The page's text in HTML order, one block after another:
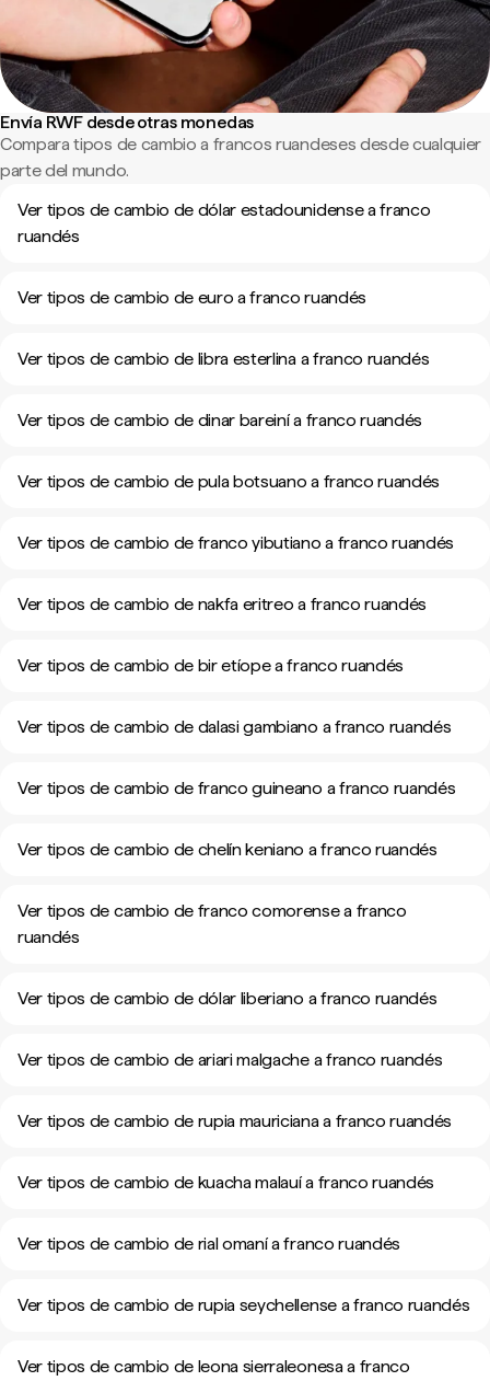
Envía RWF desde otras monedas
Compara tipos de cambio a francos ruandeses desde cualquier
parte del mundo.
Ver tipos de cambio de dólar estadounidense a franco
ruandés
Ver tipos de cambio de euro a franco ruandés
Ver tipos de cambio de libra esterlina a franco ruandés
Ver tipos de cambio de dinar bareiní a franco ruandés
Ver tipos de cambio de pula botsuano a franco ruandés
Ver tipos de cambio de franco yibutiano a franco ruandés
Ver tipos de cambio de nakfa eritreo a franco ruandés
Ver tipos de cambio de bir etíope a franco ruandés
Ver tipos de cambio de dalasi gambiano a franco ruandés
Ver tipos de cambio de franco guineano a franco ruandés
Ver tipos de cambio de chelín keniano a franco ruandés
Ver tipos de cambio de franco comorense a franco
ruandés
Ver tipos de cambio de dólar liberiano a franco ruandés
Ver tipos de cambio de ariari malgache a franco ruandés
Ver tipos de cambio de rupia mauriciana a franco ruandés
Ver tipos de cambio de kuacha malauí a franco ruandés
Ver tipos de cambio de rial omaní a franco ruandés
Ver tipos de cambio de rupia seychellense a franco ruandés
Ver tipos de cambio de leona sierraleonesa a franco